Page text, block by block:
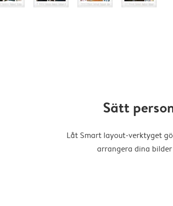
Sätt
Låt Smart layout-verktyget
arrangera dina